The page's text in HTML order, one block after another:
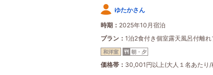
ゆたかさん
時期
2025年10月宿泊
プラン
1泊2食付き個室露天風呂付離れ
和洋室 朝・夕
価格帯 30,001円以上(大人１名あたり/